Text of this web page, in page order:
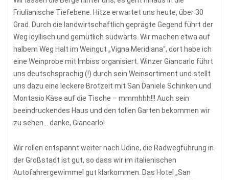
Friulianische Tiefebene. Hitze erwartet uns heute, über 30
Grad. Durch die landwirtschaftlich geprägte Gegend führt der
Weg idyllisch und gemütlich südwärts. Wir machen etwa auf
halbem Weg Halt im Weingut „Vigna Meridiana“, dort habe ich
eine Weinprobe mit Imbiss organisiert. Winzer Giancarlo führt
uns deutschsprachig (!) durch sein Weinsortiment und stellt
uns dazu eine leckere Brotzeit mit San Daniele Schinken und
Montasio Käse auf die Tische – mmmhhh!!! Auch sein
beeindruckendes Haus und den tollen Garten bekommen wir
zu sehen… danke, Giancarlo!
Wir rollen entspannt weiter nach Udine, die Radwegführung in
der Großstadt ist gut, so dass wir im italienischen
Autofahrergewimmel gut klarkommen. Das Hotel „San